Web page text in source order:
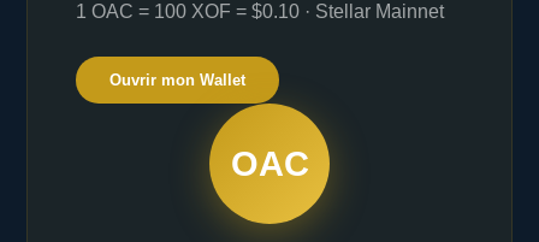
1 OAC = 100 XOF = $0.10 · Stellar Mainnet
Ouvrir mon Wallet
OAC